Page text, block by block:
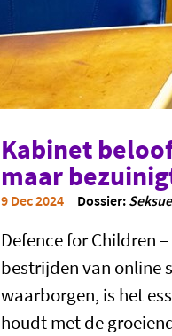
Kabinet
maar
9 Dec 2024 Dossier:
Defence for Children
bestrijden van online
waarborgen, is het
houdt met de